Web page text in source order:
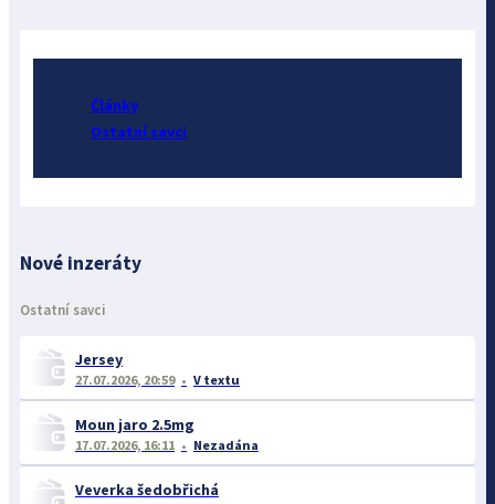
Články
Ostatní savci
Nové inzeráty
Ostatní savci
Jersey
27.07.2026, 20:59 V textu
Moun jaro 2.5mg
17.07.2026, 16:11 Nezadána
Veverka šedobřichá